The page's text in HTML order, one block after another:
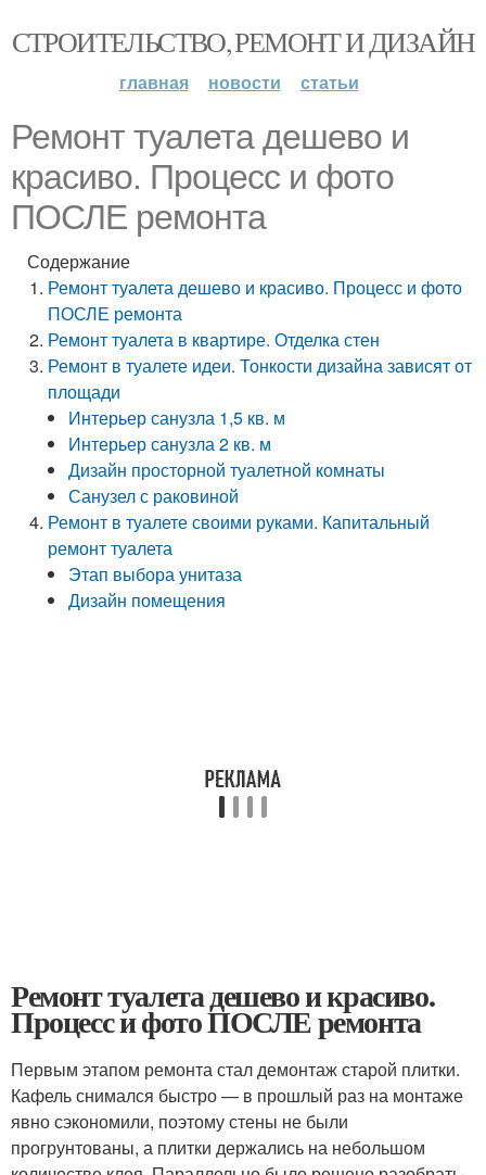
СТРОИТЕЛЬСТВО, РЕМОНТ И ДИЗАЙН
главная новости статьи
Ремонт туалета дешево и
красиво. Процесс и фото
ПОСЛЕ ремонта
Содержание
Ремонт туалета дешево и красиво. Процесс и фото
ПОСЛЕ ремонта
Ремонт туалета в квартире. Отделка стен
Ремонт в туалете идеи. Тонкости дизайна зависят от
площади
Интерьер санузла 1,5 кв. м
Интерьер санузла 2 кв. м
Дизайн просторной туалетной комнаты
Санузел с раковиной
Ремонт в туалете своими руками. Капитальный
ремонт туалета
Этап выбора унитаза
Дизайн помещения
Ремонт туалета дешево и красиво.
Процесс и фото ПОСЛЕ ремонта
Первым этапом ремонта стал демонтаж старой плитки.
Кафель снимался быстро — в прошлый раз на монтаже
явно сэкономили, поэтому стены не были
прогрунтованы, а плитки держались на небольшом